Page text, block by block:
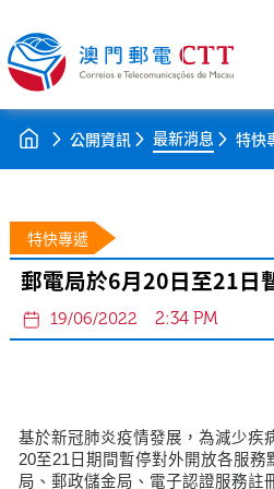
公開資訊 最新消息 特快
特快專遞
郵電局於6月20日至21日
19/06/2022 2:34 PM
基於新冠肺炎疫情發展，為減少疾
20至21日期間暫停對外開放各服務
局、郵政儲金局、電子認證服務註